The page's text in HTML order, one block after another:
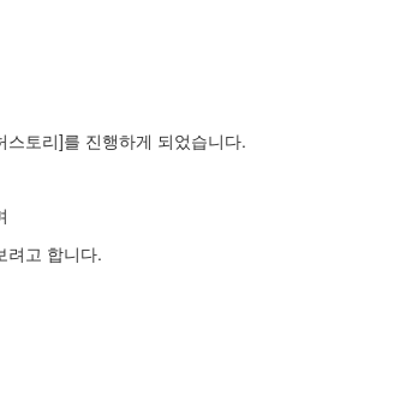
스토리 ]를 진행하게 되었습니다.
려고 합니다.